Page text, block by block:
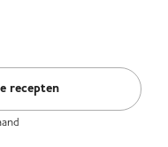
recepten